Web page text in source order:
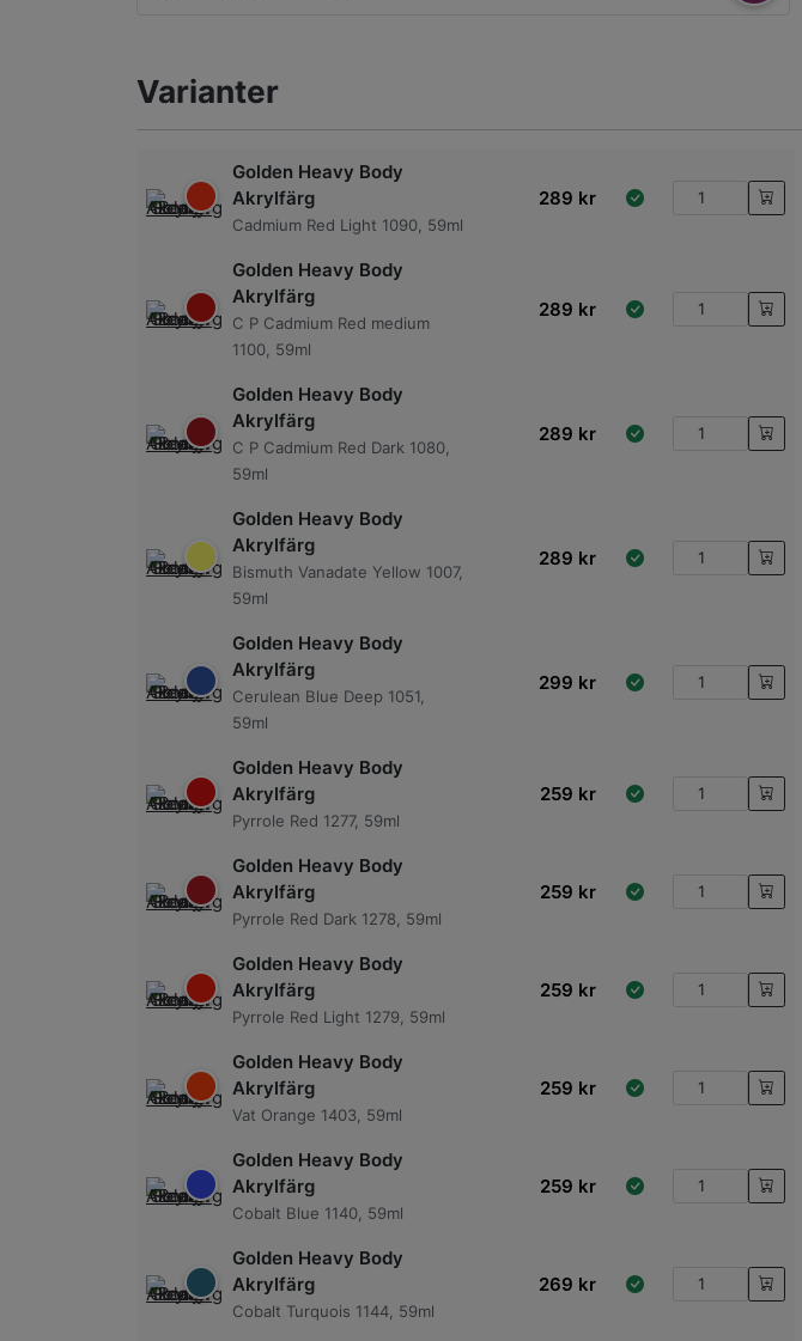
Varianter
Golden Heavy Body
Akrylfärg
Cadmium Red Light 1090, 59ml
289 kr
Golden Heavy Body
Akrylfärg
C P Cadmium Red medium
1100, 59ml
289 kr
Golden Heavy Body
Akrylfärg
C P Cadmium Red Dark 1080,
59ml
289 kr
Golden Heavy Body
Akrylfärg
Bismuth Vanadate Yellow 1007,
59ml
289 kr
Golden Heavy Body
Akrylfärg
Cerulean Blue Deep 1051,
59ml
299 kr
Golden Heavy Body
Akrylfärg
Pyrrole Red 1277, 59ml
259 kr
Golden Heavy Body
Akrylfärg
Pyrrole Red Dark 1278, 59ml
259 kr
Golden Heavy Body
Akrylfärg
Pyrrole Red Light 1279, 59ml
259 kr
Golden Heavy Body
Akrylfärg
Vat Orange 1403, 59ml
259 kr
Golden Heavy Body
Akrylfärg
Cobalt Blue 1140, 59ml
259 kr
Golden Heavy Body
Akrylfärg
Cobalt Turquois 1144, 59ml
269 kr